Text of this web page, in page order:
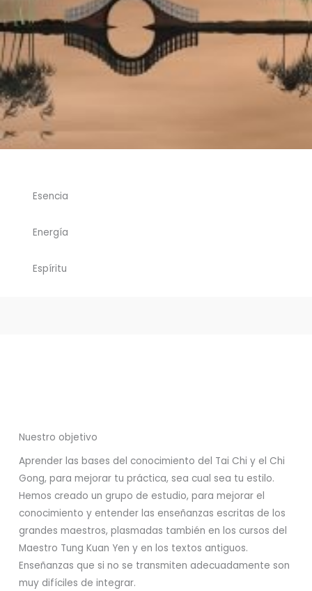
Esencia
Energía
Espíritu
Nuestro objetivo
Aprender las bases del conocimiento del Tai Chi y el Chi
Gong, para mejorar tu práctica, sea cual sea tu estilo.
Hemos creado un grupo de estudio, para mejorar el
conocimiento y entender las enseñanzas escritas de los
grandes maestros, plasmadas también en los cursos del
Maestro Tung Kuan Yen y en los textos antiguos.
Enseñanzas que si no se transmiten adecuadamente son
muy difíciles de integrar.